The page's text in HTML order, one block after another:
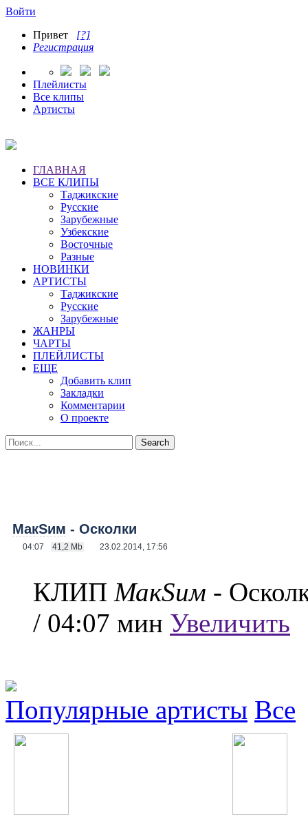
Войти
Привет [?]
Регистрация
Плейлисты
Все клипы
Артисты
ГЛАВНАЯ
ВСЕ КЛИПЫ
Таджикские
Русские
Зарубежные
Узбекские
Восточные
Разные
НОВИНКИ
АРТИСТЫ
Таджикские
Русские
Зарубежные
ЖАНРЫ
ЧАРТЫ
ПЛЕЙЛИСТЫ
ЕЩЕ
Добавить клип
Закладки
Комментарии
О проекте
МакSим - Осколки
04:07 41,2 Mb 23.02.2014, 17:56
КЛИП МакSим -
/ 04:07 мин Увеличить
Популярные артисты Все